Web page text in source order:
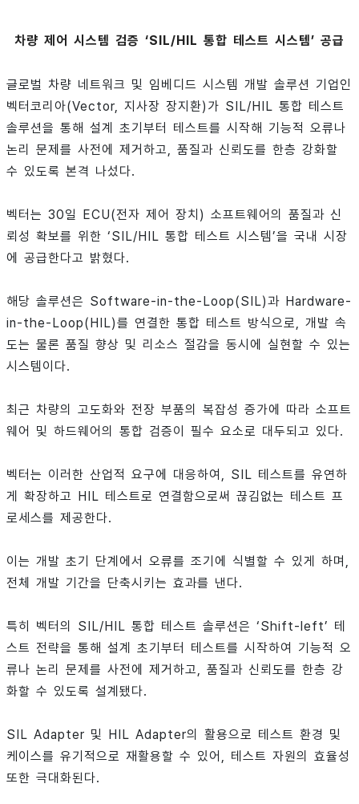
차량 제어 시스템 검증 ‘SIL/HIL 통합 테스트 시스템’ 공급
글로벌 차량 네트워크 및 임베디드 시스템 개발 솔루션 기업인
벡터코리아(Vector, 지사장 장지환)가 SIL/HIL 통합 테스트
솔루션을 통해 설계 초기부터 테스트를 시작해 기능적 오류나
논리 문제를 사전에 제거하고, 품질과 신뢰도를 한층 강화할
수 있도록 본격 나섰다.
벡터는 30일 ECU(전자 제어 장치) 소프트웨어의 품질과 신
뢰성 확보를 위한 ‘SIL/HIL 통합 테스트 시스템’을 국내 시장
에 공급한다고 밝혔다.
해당 솔루션은 Software-in-the-Loop(SIL)과 Hardware-
in-the-Loop(HIL)를 연결한 통합 테스트 방식으로, 개발 속
도는 물론 품질 향상 및 리소스 절감을 동시에 실현할 수 있는
시스템이다.
최근 차량의 고도화와 전장 부품의 복잡성 증가에 따라 소프트
웨어 및 하드웨어의 통합 검증이 필수 요소로 대두되고 있다.
벡터는 이러한 산업적 요구에 대응하여, SIL 테스트를 유연하
게 확장하고 HIL 테스트로 연결함으로써 끊김없는 테스트 프
로세스를 제공한다.
이는 개발 초기 단계에서 오류를 조기에 식별할 수 있게 하며,
전체 개발 기간을 단축시키는 효과를 낸다.
특히 벡터의 SIL/HIL 통합 테스트 솔루션은 ‘Shift-left’ 테
스트 전략을 통해 설계 초기부터 테스트를 시작하여 기능적 오
류나 논리 문제를 사전에 제거하고, 품질과 신뢰도를 한층 강
화할 수 있도록 설계됐다.
SIL Adapter 및 HIL Adapter의 활용으로 테스트 환경 및
케이스를 유기적으로 재활용할 수 있어, 테스트 자원의 효율성
또한 극대화된다.